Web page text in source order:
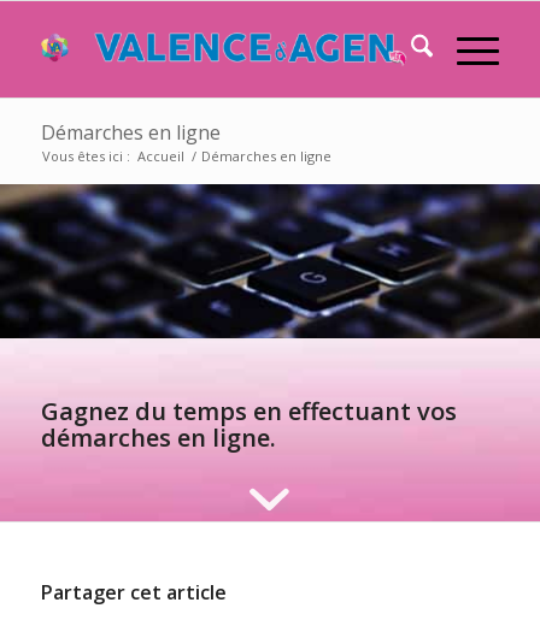
Démarches en ligne
Vous êtes ici : Accueil / Démarches en ligne
Gagnez du temps en effectuant vos
démarches en ligne.
Partager cet article